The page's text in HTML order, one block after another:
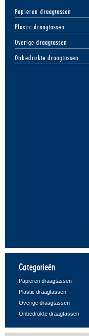
Papieren draagtassen
Plastic draagtassen
Overige draagtassen
Onbedrukte draagtassen
Categorieën
Papieren draagtassen
Plastic draagtassen
Overige draagtassen
Onbedrukte draagtassen